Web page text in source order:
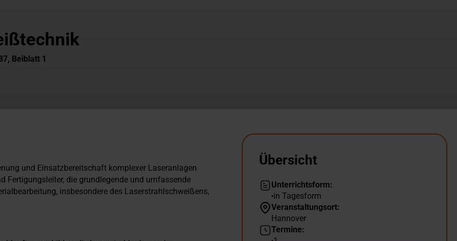
Beiblatt 1
und Einsatzbereitschaft komplexer Laseranlagen
Fertigungsleiter, die grundlegende und umfassende
insbesondere des Laserstrahlschweißens,
Übersicht
Unterrichtsform:
in Tagesform
Veranstaltungsort:
Hannover
Termine: